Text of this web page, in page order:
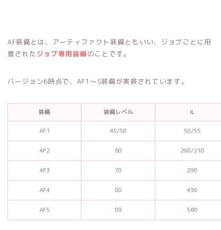
AF装備とは、アーティファクト装備ともいい、ジョブごとに用
意された ジョブ専用装備のことです。
バージョン6時点で、AF1〜5装備が実装されています。
装備 装備レベル IL
AF1 45/50 50/55
AF2 60 200/210
AF3 70 290
AF4 80 430
AF5 89 560